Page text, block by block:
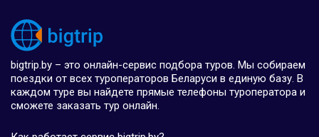
bigtrip.by – это онлайн-сервис подбора туров. Мы собираем
поездки от всех туроператоров Беларуси в единую базу. В
каждом туре вы найдете прямые телефоны туроператора и
сможете заказать тур онлайн.